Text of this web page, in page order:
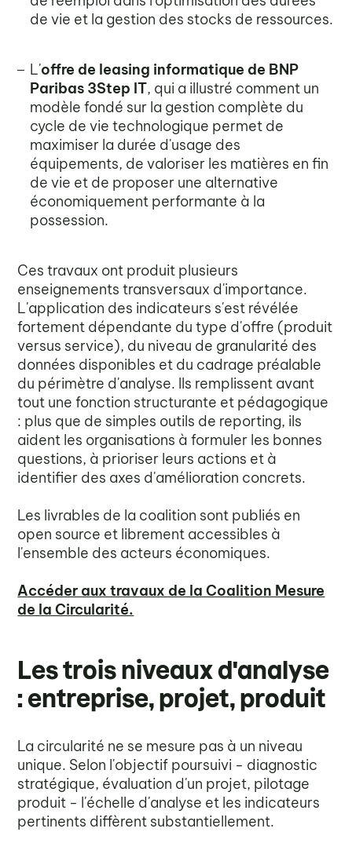
de vie et la gestion des stocks de ressources.
L'offre de leasing informatique de BNP
Paribas 3Step IT, qui a illustré comment un
modèle fondé sur la gestion complète du
cycle de vie technologique permet de
maximiser la durée d'usage des
équipements, de valoriser les matières en fin
de vie et de proposer une alternative
économiquement performante à la
possession.
Ces travaux ont produit plusieurs
enseignements transversaux d'importance.
L'application des indicateurs s'est révélée
fortement dépendante du type d'offre (produit
versus service), du niveau de granularité des
données disponibles et du cadrage préalable
du périmètre d'analyse. Ils remplissent avant
tout une fonction structurante et pédagogique
: plus que de simples outils de reporting, ils
aident les organisations à formuler les bonnes
questions, à prioriser leurs actions et à
identifier des axes d'amélioration concrets.
Les livrables de la coalition sont publiés en
open source et librement accessibles à
l'ensemble des acteurs économiques.
Accéder aux travaux de la Coalition Mesure
de la Circularité.
Les trois niveaux d'analyse
: entreprise, projet, produit
La circularité ne se mesure pas à un niveau
unique. Selon l'objectif poursuivi - diagnostic
stratégique, évaluation d'un projet, pilotage
produit - l'échelle d'analyse et les indicateurs
pertinents diffèrent substantiellement.